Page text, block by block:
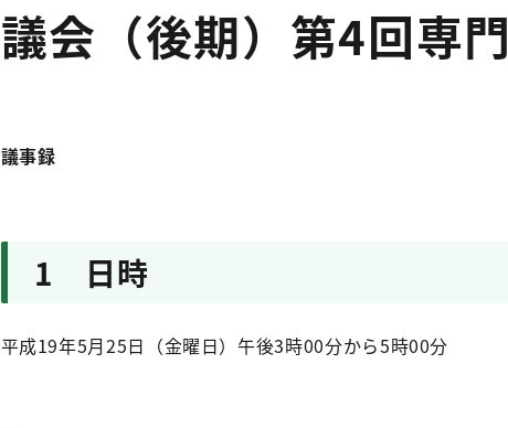
議会（後期）第4回専
議事録
1 日時
平成19年5月25日（金曜日）午後3時00分から5時00分